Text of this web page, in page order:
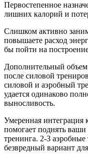
Первостепенное
лишних калорий и
Слишком активно
повышаете расход
бы пойти на
Дополнительный объем
после силовой
силовой и аэробный
удается одинаково
выносливость.
Умеренная интеграция
помогает поднять ваши
тренинга. 2-3
безвредный вариант